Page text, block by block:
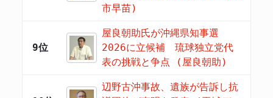
市早苗)
9位
屋良朝助氏が沖縄県知事選
2026に立候補 琉球独立党代
表の挑戦と争点 (屋良朝助)
辺野古沖事故、遺族が告訴し抗